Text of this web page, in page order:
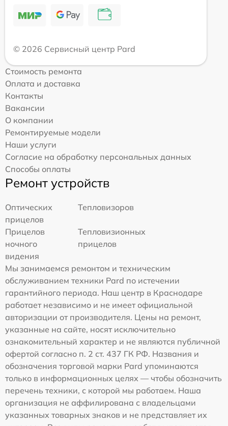
© 2026 Сервисный центр Pard
Стоимость ремонта
Оплата и доставка
Контакты
Вакансии
О компании
Ремонтируемые модели
Наши услуги
Согласие на обработку персональных данных
Способы оплаты
Ремонт устройств
Оптических
прицелов
Тепловизоров
Прицелов
ночного
видения
Тепловизионных
прицелов
Мы занимаемся ремонтом и техническим
обслуживанием техники Pard по истечении
гарантийного периода. Наш центр в Краснодаре
работает независимо и не имеет официальной
авторизации от производителя. Цены на ремонт,
указанные на сайте, носят исключительно
ознакомительный характер и не являются публичной
офертой согласно п. 2 ст. 437 ГК РФ. Названия и
обозначения торговой марки Pard упоминаются
только в информационных целях — чтобы обозначить
перечень техники, с которой мы работаем. Наша
организация не аффилирована с владельцами
указанных товарных знаков и не представляет их